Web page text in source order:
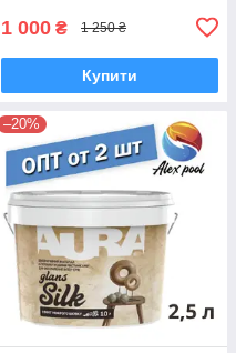
1 000 ₴ 1 250 ₴
Купити
–20%